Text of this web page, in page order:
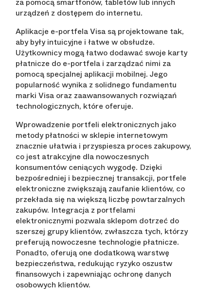
urządzeń z dostępem do internetu.
Aplikacje e-portfela Visa są projektowane tak,
aby były intuicyjne i łatwe w obsłudze.
Użytkownicy mogą łatwo dodawać swoje karty
płatnicze do e-portfela i zarządzać nimi za
pomocą specjalnej aplikacji mobilnej. Jego
popularność wynika z solidnego fundamentu
marki Visa oraz zaawansowanych rozwiązań
technologicznych, które oferuje.
Wprowadzenie portfeli elektronicznych jako
metody płatności w sklepie internetowym
znacznie ułatwia i przyspiesza proces zakupowy,
co jest atrakcyjne dla nowoczesnych
konsumentów ceniących wygodę. Dzięki
bezpośredniej i bezpiecznej transakcji, portfele
elektroniczne zwiększają zaufanie klientów, co
przekłada się na większą liczbę powtarzalnych
zakupów. Integracja z portfelami
elektronicznymi pozwala sklepom dotrzeć do
szerszej grupy klientów, zwłaszcza tych, którzy
preferują nowoczesne technologie płatnicze.
Ponadto, oferują one dodatkową warstwę
bezpieczeństwa, redukując ryzyko oszustw
finansowych i zapewniając ochronę danych
osobowych klientów.